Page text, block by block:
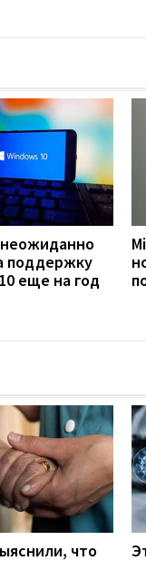
поддержку
еще на год
что